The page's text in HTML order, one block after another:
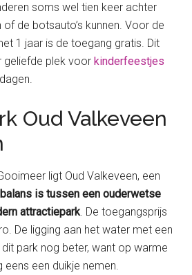
soms wel tien keer achter
de botsauto’s kunnen. Voor de
1 jaar is de toegang gratis. Dit
geliefde plek voorkinderfeestjes
Oud Valkeveen
ligt Oud Valkeveen, een
is tussen een ouderwetse
attractiepark. De toegangsprijs
De ligging aan het water met een
park nog beter, want op warme
een duikje nemen.